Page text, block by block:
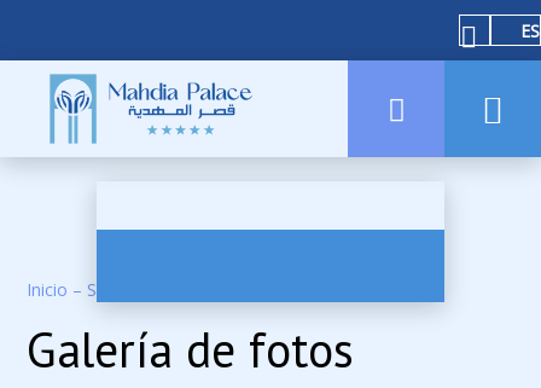
ES
Inicio – Sobre el hotel
Galería de fotos